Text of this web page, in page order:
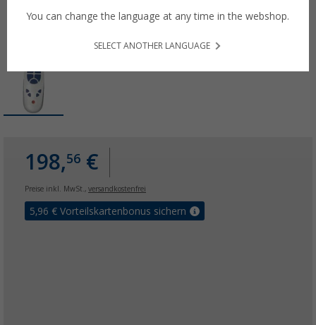
198,56 €
Preise inkl. MwSt., versandkostenfrei
5,96 € Vorteilskartenbonus sichern
You can change the language at any time in the webshop.
SELECT ANOTHER LANGUAGE